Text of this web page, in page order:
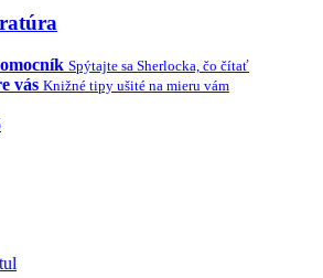
Spýtajte sa Sherlocka, čo čítať
vás Knižné tipy ušité na mieru vám